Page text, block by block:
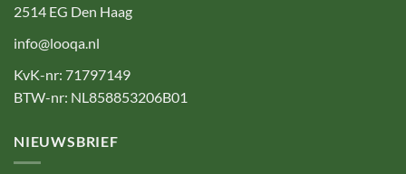
2514 EG Den Haag
info@looqa.nl
KvK-nr: 71797149
BTW-nr: NL858853206B01
NIEUWSBRIEF